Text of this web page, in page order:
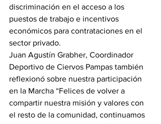
discriminación en el acceso a los
puestos de trabajo e incentivos
económicos para contrataciones en el
sector privado.
Juan Agustín Grabher, Coordinador
Deportivo de Ciervos Pampas también
reflexionó sobre nuestra participación
en la Marcha “Felices de volver a
compartir nuestra misión y valores con
el resto de la comunidad, continuamos